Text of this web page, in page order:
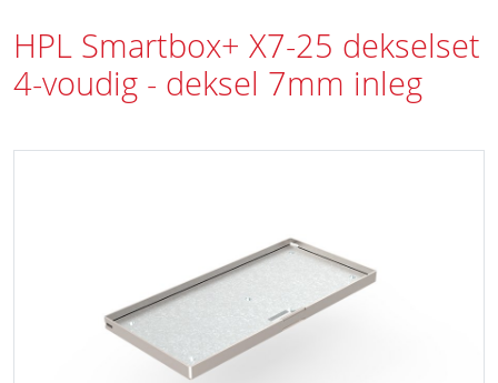
HPL Smartbox+ X7-25 dekselset
4-voudig - deksel 7mm inleg